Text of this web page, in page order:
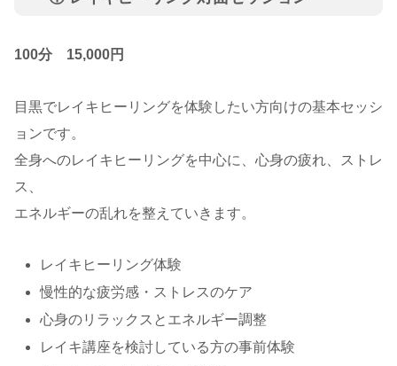
100分 15,000円
目黒でレイキヒーリングを体験したい方向けの基本セッシ
ョンです。
全身へのレイキヒーリングを中心に、心身の疲れ、ストレ
ス、
エネルギーの乱れを整えていきます。
レイキヒーリング体験
慢性的な疲労感・ストレスのケア
心身のリラックスとエネルギー調整
レイキ講座を検討している方の事前体験